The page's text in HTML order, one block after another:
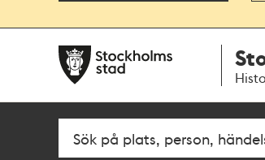
navigationen
huvudinnehållet
Fritextsök